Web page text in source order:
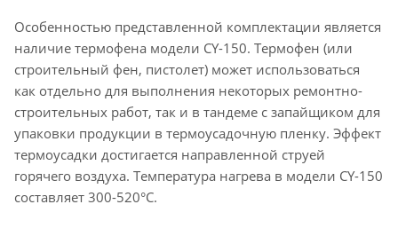
Особенностью представленной комплектации является
наличие термофена модели CY-150. Термофен (или
строительный фен, пистолет) может использоваться
как отдельно для выполнения некоторых ремонтно-
строительных работ, так и в тандеме с запайщиком для
упаковки продукции в термоусадочную пленку. Эффект
термоусадки достигается направленной струей
горячего воздуха. Температура нагрева в модели CY-150
составляет 300-520°С.